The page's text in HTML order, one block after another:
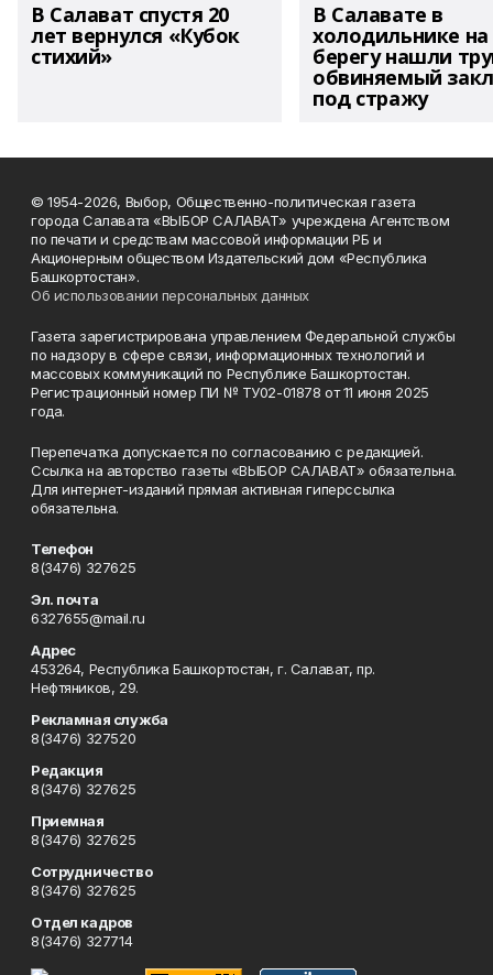
В Салават спустя 20
лет вернулся «Кубок
стихий»
В Салавате в
холодильнике на
берегу нашли
обвиняемый
под стражу
© 1954-2026, Выбор, Общественно-политическая газета
города Салавата «ВЫБОР САЛАВАТ» учреждена Агентством
по печати и средствам массовой информации РБ и
Акционерным обществом Издательский дом «Республика
Башкортостан».
Об использовании персональных данных
Газета зарегистрирована управлением Федеральной службы
по надзору в сфере связи, информационных технологий и
массовых коммуникаций по Республике Башкортостан.
Регистрационный номер ПИ № ТУ02-01878 от 11 июня 2025
года.
Перепечатка допускается по согласованию с редакцией.
Ссылка на авторство газеты «ВЫБОР САЛАВАТ» обязательна.
Для интернет-изданий прямая активная гиперссылка
обязательна.
Телефон
8(3476) 327625
Эл. почта
6327655@mail.ru
Адрес
453264, Республика Башкортостан, г. Салават, пр.
Нефтяников, 29.
Рекламная служба
8(3476) 327520
Редакция
8(3476) 327625
Приемная
8(3476) 327625
Сотрудничество
8(3476) 327625
Отдел кадров
8(3476) 327714